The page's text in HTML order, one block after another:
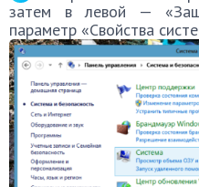
затем в левой —
параметр «Свойства